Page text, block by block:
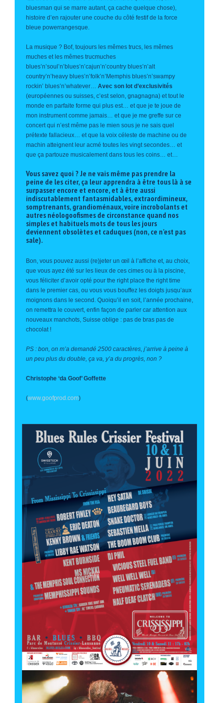
bluesman qui se marre autant, ça cache quelque chose),
histoire d’en rajouter une couche du côté festif de la force
bleue powerrangesque.
La musique ? Bof, toujours les mêmes trucs, les mêmes
muches et les mêmes trucmuches
blues’n’soul’n’blues’n’cajun’n’country blues’n’alt
country’n’heavy blues’n’folk’n’Memphis blues’n’swampy
rockin’ blues’n’whatever… Avec son lot d’exclusivités
(européennes ou suisses, c’est selon, gnagnagna) et tout le
monde en parfaite forme qui plus est… et que je te joue de
mon instrument comme jamais… et que je me greffe sur ce
concert qui n’est même pas le mien sous je ne sais quel
prétexte fallacieux… et que la voix céleste de machine ou de
machin atteignent leur acmé toutes les vingt secondes… et
que ça partouze musicalement dans tous les coins… et…
Vous savez quoi ? Je ne vais même pas prendre la
peine de les citer, ça leur apprendra à être tous là à se
surpasser encore et encore, et à être aussi
indiscutablement fantasmidables, extraordimineux,
somptrenants, grandioménaux, voire incrobolants et
autres néologoofismes de circonstance quand nos
simples et habituels mots de tous les jours
deviennent obsolètes et caduques (non, ce n’est pas
sale).
Bon, vous pouvez aussi (re)jeter un œil à l’affiche et, au choix,
que vous ayez été sur les lieux de ces cimes ou à la piscine,
vous féliciter d’avoir opté pour the right place the right time
dans le premier cas, ou vous vous bouffez les doigts jusqu’aux
moignons dans le second. Quoiqu’il en soit, l’année prochaine,
on remettra le couvert, enfin façon de parler car attention aux
nouveaux manchots, Suisse oblige : pas de bras pas de
chocolat !
PS : bon, on m’a demandé 2500 caractères, j’arrive à peine à
un peu plus du double, ça va, y’a du progrès, non ?
Christophe ‘da Goof’ Goffette
(www.goofprod.com)